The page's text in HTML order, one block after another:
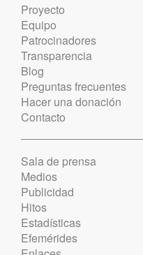
Proyecto
Equipo
Patrocinadores
Transparencia
Blog
Preguntas frecuentes
Hacer una donación
Contacto
Sala de prensa
Medios
Publicidad
Hitos
Estadísticas
Efemérides